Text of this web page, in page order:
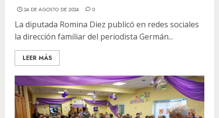
24 DE AGOSTO DE 2024 0
La diputada Romina Diez publicó en redes sociales
la dirección familiar del periodista Germán...
LEER MÁS